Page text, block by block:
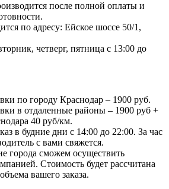
после полной оплаты и
по адресу: Ейское шоссе 50/1,
четверг, пятница с 13:00 до
по городу Краснодар – 1900 руб.
в отдаленные районы – 1900 руб +
40 руб/км.
в будние дни с 14:00 до 22:00. За час
с вами свяжется.
города сможем осуществить
Стоимость будет рассчитана
вашего заказа.